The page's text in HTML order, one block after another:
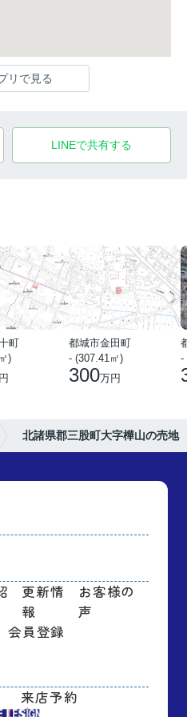
リで見る
LINEで共有する
町
)
都城市金田町
- (307.41㎡)
300万円
-
北諸県郡三股町大字樺山の売地
更新情
報
お客様の
声
会員登録
来店予約